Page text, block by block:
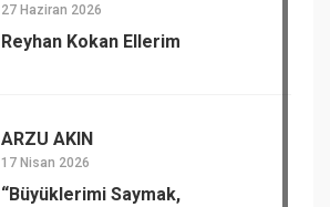
27 Haziran 2026
Reyhan Kokan Ellerim
ARZU AKIN
17 Nisan 2026
“Büyüklerimi Saymak,